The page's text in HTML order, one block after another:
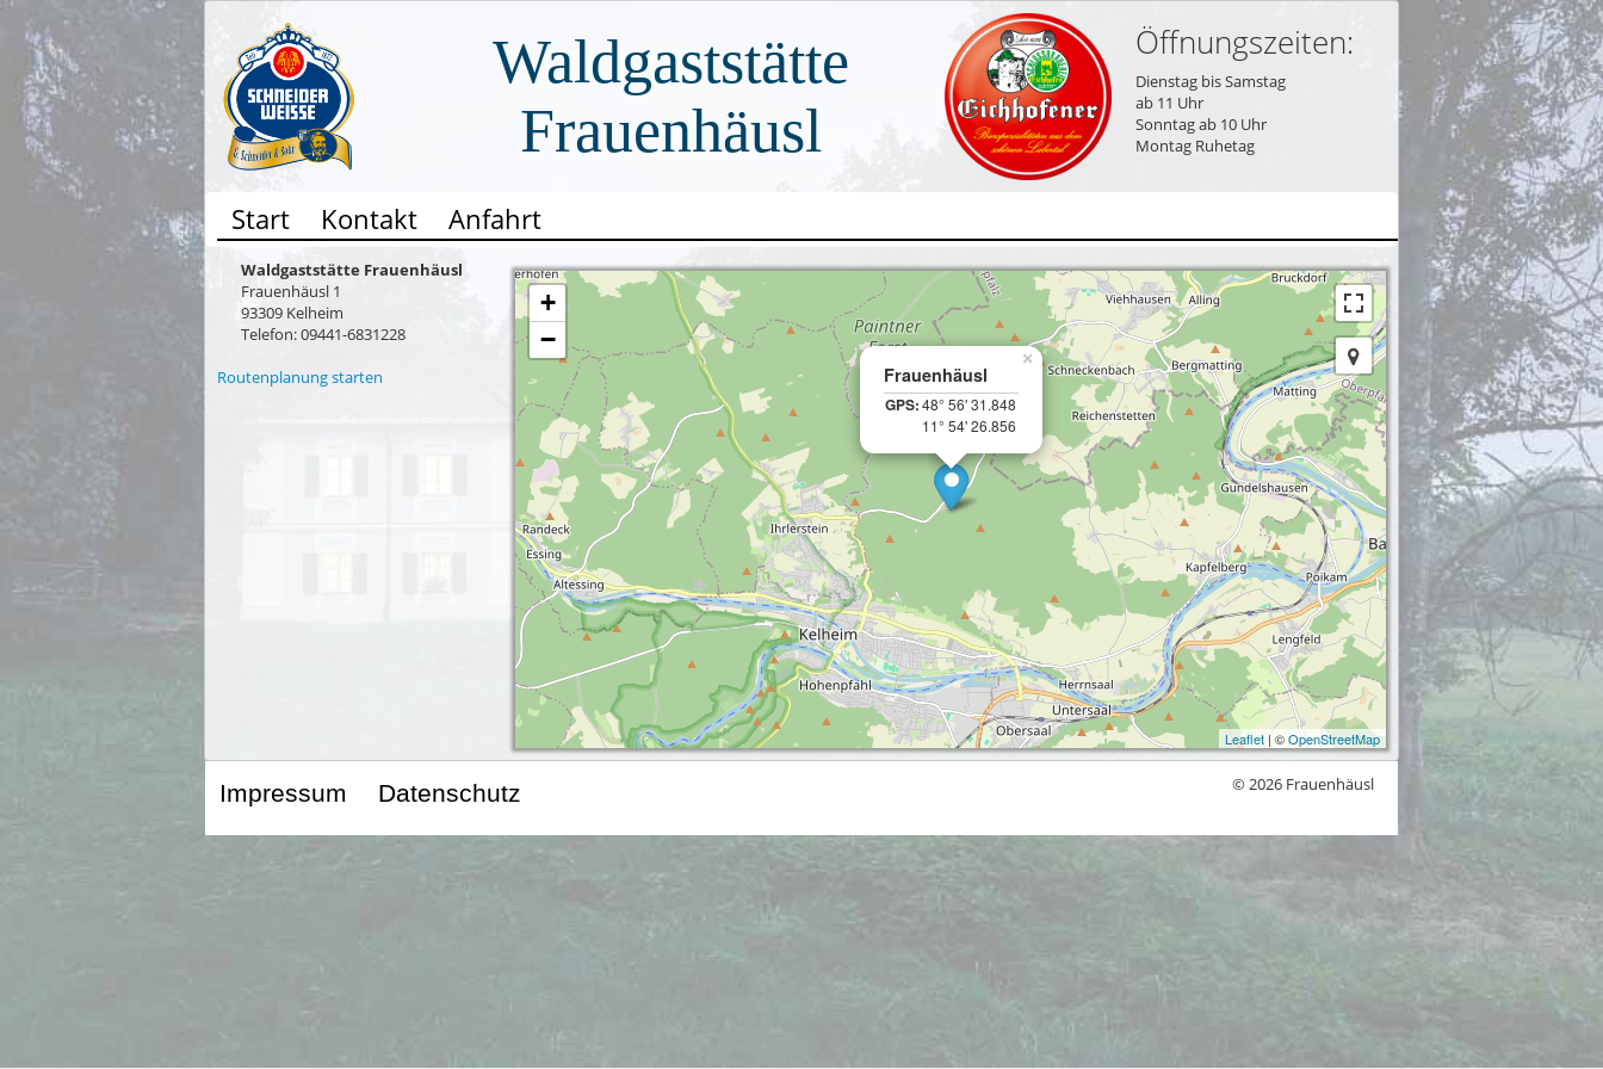
Waldgaststätte
Frauenhäusl
Öffnungszeiten:
Dienstag bis Samstag
ab 11 Uhr
Sonntag ab 10 Uhr
Montag Ruhetag
Start Kontakt Anfahrt
Waldgaststätte Frauenhäusl
Frauenhäusl 1
93309 Kelheim
Telefon: 09441-6831228
Routenplanung starten
Frauenhäusl
GPS:48° 56' 31.848
11° 54' 26.856
×
+
−
Leaflet| ©OpenStreetMap
Impressum Datenschutz © 2026 Frauenhäusl